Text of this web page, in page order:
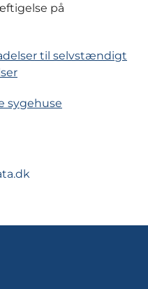
på
til selvstændigt
sygehuse